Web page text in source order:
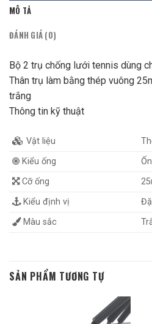
MÔ TẢ
ĐÁNH GIÁ (0)
Bộ 2 trụ chống lưới tennis dùng
Thân trụ làm bằng thép vuông
trắng
Thông tin kỹ thuật
Vật liệu
Kiểu ống
Cỡ ống
Kiểu định vị
Màu sắc
SẢN PHẨM TƯƠNG TỰ